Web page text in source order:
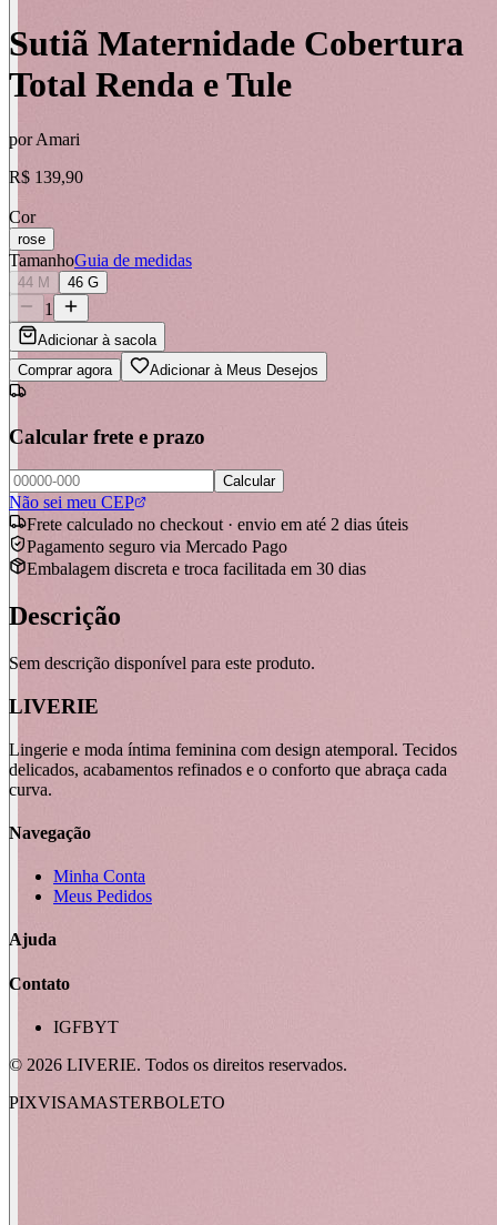
Sutiã Maternidade Cobertura
Total Renda e Tule
porAmari
R$ 139,90
Cor
rose
TamanhoGuia de medidas
44 M 46 G
1
Adicionar à sacola
Comprar agora
Adicionar à Meus Desejos
Calcular frete e prazo
Calcular
Não sei meu CEP
Frete calculado no checkout · envio em até 2 dias úteis
Pagamento seguro via Mercado Pago
Embalagem discreta e troca facilitada em 30 dias
Descrição
Sem descrição disponível para este produto.
LIVERIE
Lingerie e moda íntima feminina com design atemporal. Tecidos
delicados, acabamentos refinados e o conforto que abraça cada
curva.
Navegação
Minha Conta
Meus Pedidos
Ajuda
Contato
IGFBYT
© 2026 LIVERIE. Todos os direitos reservados.
PIXVISAMASTERBOLETO